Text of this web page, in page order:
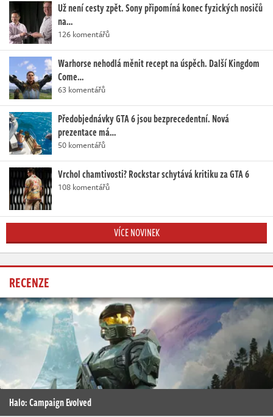
Už není cesty zpět. Sony připomíná konec fyzických nosičů
na…
126 komentářů
Warhorse nehodlá měnit recept na úspěch. Další Kingdom
Come…
63 komentářů
Předobjednávky GTA 6 jsou bezprecedentní. Nová
prezentace má…
50 komentářů
Vrchol chamtivosti? Rockstar schytává kritiku za GTA 6
108 komentářů
VÍCE NOVINEK
RECENZE
Halo: Campaign Evolved